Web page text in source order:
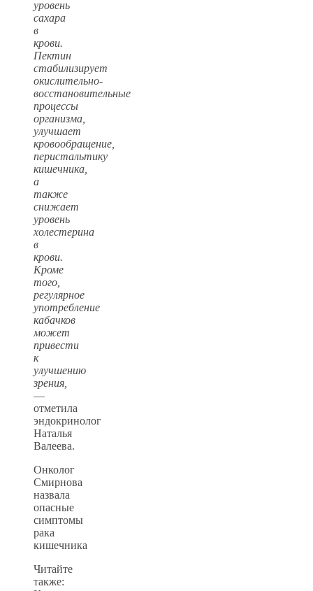
уровень
сахара
в
крови.
Пектин
стабилизирует
окислительно-
восстановительные
процессы
организма,
улучшает
кровообращение,
перистальтику
кишечника,
а
также
снижает
уровень
холестерина
в
крови.
Кроме
того,
регулярное
употребление
кабачков
может
привести
к
улучшению
зрения,
—
отметила
эндокринолог
Наталья
Валеева.
Онколог
Смирнова
назвала
опасные
симптомы
рака
кишечника
Читайте
также: